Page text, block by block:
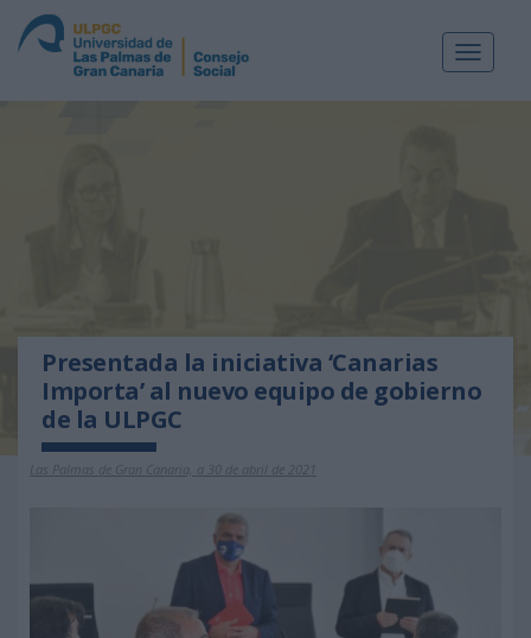
Toggle
Presentada la iniciativa ‘Canarias
Importa’ al nuevo equipo de gobierno
de la ULPGC
Las Palmas de Gran Canaria, a 30 de abril de 2021